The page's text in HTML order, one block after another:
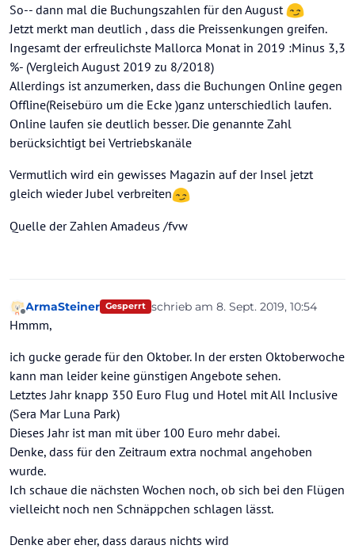
damals ÜF buchen. Hat mir gut gefallen. Ansonsten ist
mir das Hotel eigentlich schnuppe. Bin ja eh nur zum
Schlafen und Frühstücken dort und ab und an zum
Abendessen bei HP-Buchung.
Bleibt aber immer die Frage bei einer
Novemberbuchung, ob das gewünschte Hotel im Winter
überhaupt geöffnet hat.
So-- dann mal die Buchungszahlen für den August
Jetzt merkt man deutlich , dass die Preissenkungen greifen.
Ingesamt der erfreulichste Mallorca Monat in 2019 :Minus 3,3
%- (Vergleich August 2019 zu 8/2018)
Allerdings ist anzumerken, dass die Buchungen Online gegen
Offline(Reisebüro um die Ecke )ganz unterschiedlich laufen.
Online laufen sie deutlich besser. Die genannte Zahl
berücksichtigt bei Vertriebskanäle
Vermutlich wird ein gewisses Magazin auf der Insel jetzt
gleich wieder Jubel verbreiten
Quelle der Zahlen Amadeus /fvw
Offline
ArmaSteiner Gesperrt schrieb am 8. Sept. 2019, 10:54
zuletzt editiert von ArmaSteiner
Hmmm,
ich gucke gerade für den Oktober. In der ersten Oktoberwoche
kann man leider keine günstigen Angebote sehen.
Letztes Jahr knapp 350 Euro Flug und Hotel mit All Inclusive
(Sera Mar Luna Park)
Dieses Jahr ist man mit über 100 Euro mehr dabei.
Denke, dass für den Zeitraum extra nochmal angehoben
wurde.
Ich schaue die nächsten Wochen noch, ob sich bei den Flügen
vielleicht noch nen Schnäppchen schlagen lässt.
Denke aber eher, dass daraus nichts wird